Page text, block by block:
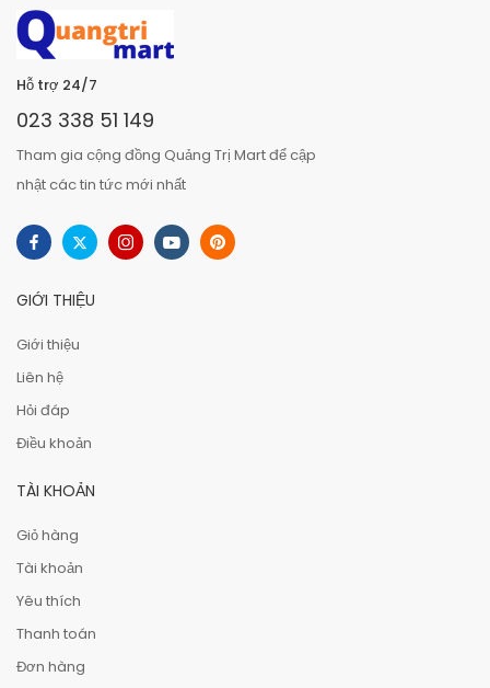
Hỗ trợ 24/7
023 338 51 149
Tham gia cộng đồng Quảng Trị Mart để cập
nhật các tin tức mới nhất
GIỚI THIỆU
Giới thiệu
Liên hệ
Hỏi đáp
Điều khoản
TÀI KHOẢN
Giỏ hàng
Tài khoản
Yêu thích
Thanh toán
Đơn hàng